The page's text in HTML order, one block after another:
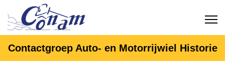
Contactgroep Auto- en Motorrijwiel Historie